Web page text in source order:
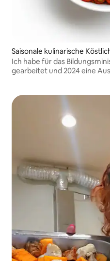
Saisonale kulinarische
Ich habe für das
gearbeitet und 2024 eine